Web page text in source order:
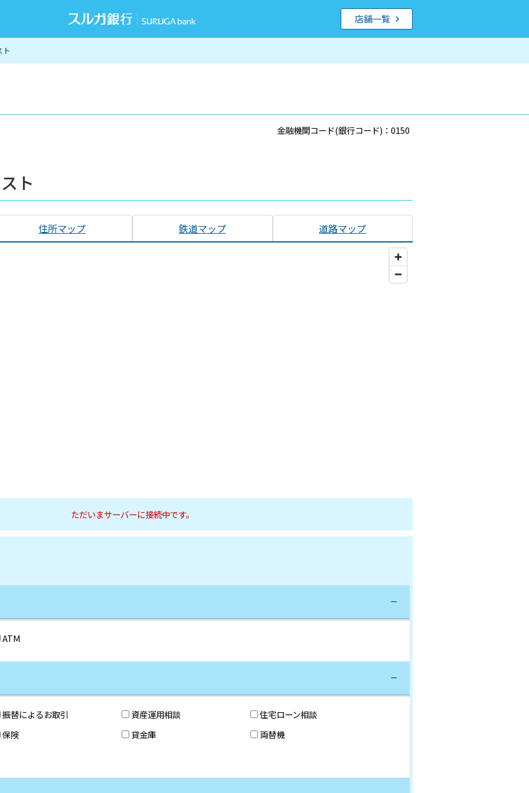
ト
店舗一覧
金融機関コード(銀行コード)：0150
ト
住所マップ 鉄道マップ 道路マップ
ただいまサーバーに接続中です。
ATM
振替によるお取引 資産運用相談
住宅ローン相談
保険 貸金庫
両替機